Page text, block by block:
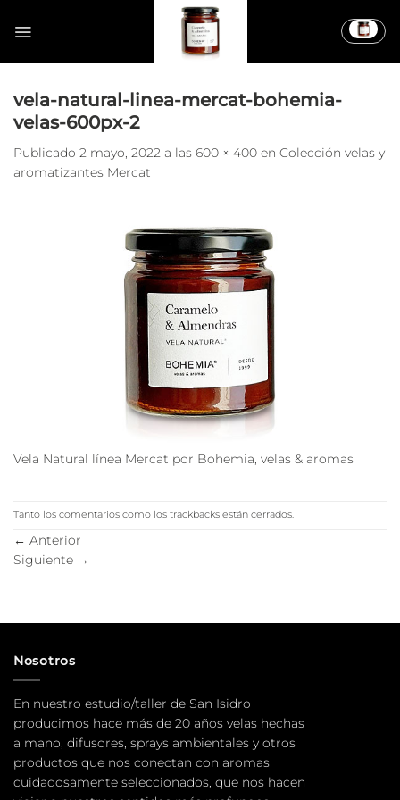
vela-natural-linea-mercat-bohemia-
velas-600px-2
Publicado 2 mayo, 2022 a las 600 × 400 en Colección velas y
aromatizantes Mercat
Vela Natural línea Mercat por Bohemia, velas & aromas
Tanto los comentarios como los trackbacks están cerrados.
← Anterior
Siguiente →
Nosotros
En nuestro estudio/taller de San Isidro
producimos hace más de 20 años velas hechas
a mano, difusores, sprays ambientales y otros
productos que nos conectan con aromas
cuidadosamente seleccionados, que nos hacen